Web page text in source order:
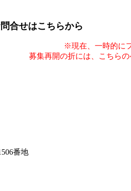
合せはこちらから
※現在、一時的に
募集再開の折には、こちら
番地